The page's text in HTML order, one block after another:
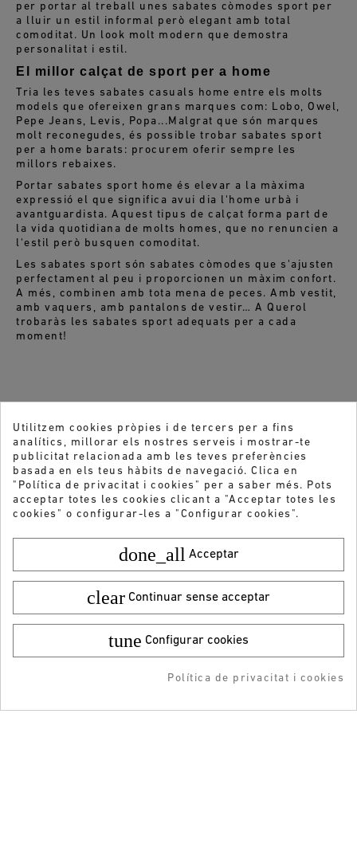
per portar al treball unes sabates còmodes sport per
a lluir un estil informal però elegant amb total
comoditat. Un look molt modern que demostra
personalitat i estil.
El millor calçat de sport per a home
Tria les teves sabates casuals home entre els molts
models que ofereixen grans marques com: Lobo, Owel,
Pepe Jeans, Levis, Popa...Malgrat que són marques
molt reconegudes, és possible trobar sabates sport
per a home barats: procurem oferir sempre les
millors rebaixes.
Portar sabates sport home és elevar a la màxima
expressió el que significa avui dia l'home urbà i
avantguardista. Aquest tipus de calçat forma part de
la vida quotidiana de molts homes, que no renuncien a
l'estil però busquen comoditat.
Les sabates sport són sabates còmodes que s'ajusten
perfectament al peu i proporcionen un màxim confort.
A més, combinen amb tota mena de peces. Amb vestit,
amb vaquers, amb pantalons de vestir… A Querol
trobaràs les sabates sport adequats per a cada
moment!
Vols rebre les nostres ofertes i novetats?
ATENCIÓ AL CLIENT
-5% DTO + Envío Gratis
Utilitzem cookies pròpies i de tercers per a fins
analítics, millorar els nostres serveis i mostrar-te
publicitat relacionada amb les teves preferències
basada en els teus hàbits de navegació. Clica en
"Política de privacitat i cookies" per a saber més. Pots
acceptar totes les cookies clicant a "Acceptar totes les
cookies" o configurar-les a "Configurar cookies".
done_all Acceptar
clear Continuar sense acceptar
tune Configurar cookies
Política de privacitat i cookies